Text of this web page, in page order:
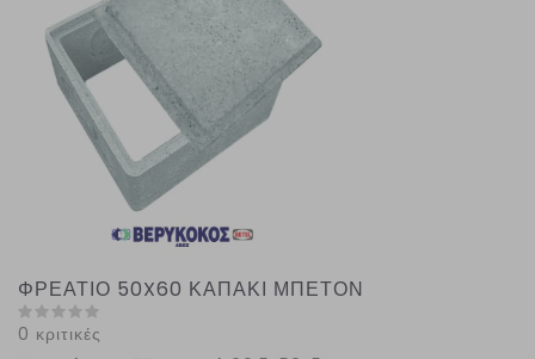
ΦΡΕΑΤΙΟ 50X60 ΚΑΠΑΚΙ ΜΠΕΤΟΝ
0 κριτικές